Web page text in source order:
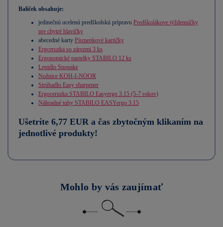
Balíček obsahuje:
jedinečnú ucelenú predškolskú prípravu Predškolákove týždenníčky
pre chytré hlavičky
abecedné karty Písmenkové kartičky
Ergceruzka so zárezmi 3 ks
Ergonomické pastelky STABILO 12 ks
Lepidlo Snopake
Nožnice KOH-I-NOOR
Strúhadlo Easy sharpener
Ergoceruzka STABILO Easyergo 3.15 (5-7 rokov)
Náhradné tuhy STABILO EASYergo 3.15
Ušetríte 6,77 EUR a čas zbytočným klikaním na
jednotlivé produkty!
Mohlo by vás zaujímať